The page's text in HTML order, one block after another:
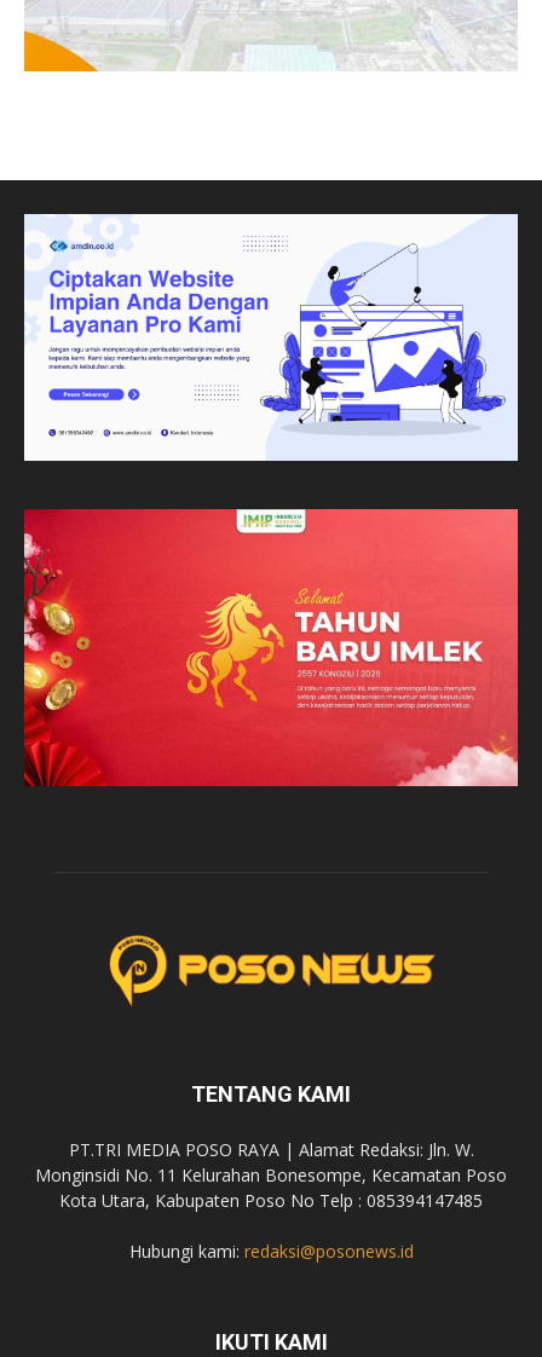
TENTANG KAMI
PT.TRI MEDIA POSO RAYA | Alamat Redaksi: Jln. W.
Monginsidi No. 11 Kelurahan Bonesompe, Kecamatan Poso
Kota Utara, Kabupaten Poso No Telp : 085394147485
Hubungi kami: redaksi@posonews.id
IKUTI KAMI